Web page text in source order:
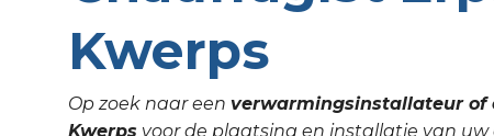
Kwerps
Op zoek naar een verwarmingsinstallateur of
Kwerps voor de plaatsing en installatie van